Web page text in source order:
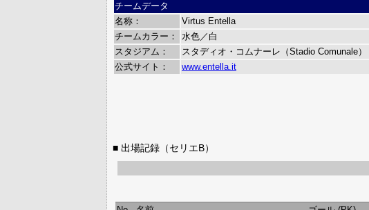
チームデータ
名称：
Virtus Entella
チームカラー：
水色／白
スタジアム：
スタディオ・コムナーレ（Stadio Comunale）
公式サイト：
www.entella.it
■ 出場記録（セリエB）